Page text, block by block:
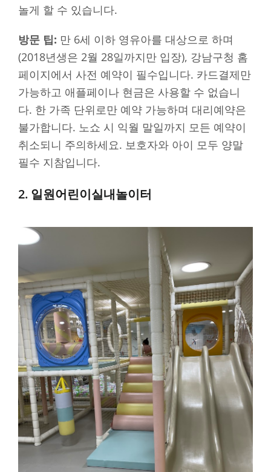
놀게 할 수 있습니다.
방문 팁: 만 6세 이하 영유아를 대상으로 하며
(2018년생은 2월 28일까지만 입장), 강남구청 홈
페이지에서 사전 예약이 필수입니다. 카드결제만
가능하고 애플페이나 현금은 사용할 수 없습니
다. 한 가족 단위로만 예약 가능하며 대리예약은
불가합니다. 노쇼 시 익월 말일까지 모든 예약이
취소되니 주의하세요. 보호자와 아이 모두 양말
필수 지참입니다.
2. 일원어린이실내놀이터